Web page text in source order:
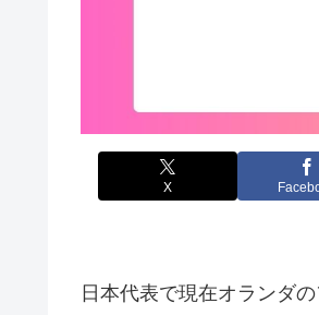
X
日本代表で現在オランダ